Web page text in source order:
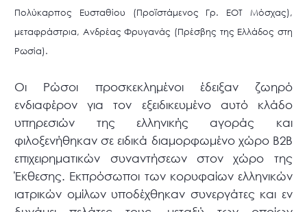
Πολύκαρπος Ευσταθίου (Προϊστάμενος Γρ. ΕΟΤ Μόσχας),
μεταφράστρια, Ανδρέας Φρυγανάς (Πρέσβης της Ελλάδος στη
Ρωσία).
Οι Ρώσοι προσκεκλημένοι έδειξαν ζωηρό
ενδιαφέρον για τον εξειδικευμένο αυτό κλάδο
υπηρεσιών της ελληνικής αγοράς και
φιλοξενήθηκαν σε ειδικά διαμορφωμένο χώρο B2Β
επιχειρηματικών συναντήσεων στον χώρο της
Έκθεσης. Εκπρόσωποι των κορυφαίων ελληνικών
ιατρικών ομίλων υποδέχθηκαν συνεργάτες και εν